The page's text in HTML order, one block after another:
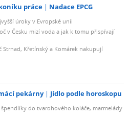
práce Nadace EPCG
úroky v Evropské unii
v Česku mizí voda a jak k tomu přispívají
Strnad, Křetínský a Komárek nakupují
pekárny Jídlo podle horoskopu
do tvarohového koláče, marmelády